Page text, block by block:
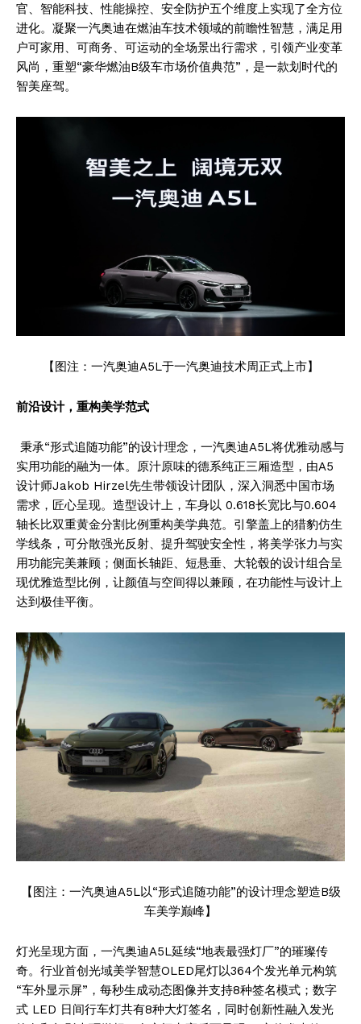
官、智能科技、性能操控、安全防护五个维度上实现了全方位
进化。凝聚一汽奥迪在燃油车技术领域的前瞻性智慧，满足用
户可家用、可商务、可运动的全场景出行需求，引领产业变革
风尚，重塑“豪华燃油B级车市场价值典范”，是一款划时代的
智美座驾。
【图注：一汽奥迪A5L于一汽奥迪技术周正式上市】
前沿设计，重构美学范式
秉承“形式追随功能”的设计理念，一汽奥迪A5L将优雅动感与
实用功能的融为一体。原汁原味的德系纯正三厢造型，由A5
设计师Jakob Hirzel先生带领设计团队，深入洞悉中国市场
需求，匠心呈现。造型设计上，车身以 0.618长宽比与0.604
轴长比双重黄金分割比例重构美学典范。引擎盖上的猎豹仿生
学线条，可分散强光反射、提升驾驶安全性，将美学张力与实
用功能完美兼顾；侧面长轴距、短悬垂、大轮毂的设计组合呈
现优雅造型比例，让颜值与空间得以兼顾，在功能性与设计上
达到极佳平衡。
【图注：一汽奥迪A5L以“形式追随功能”的设计理念塑造B级
车美学巅峰】
灯光呈现方面，一汽奥迪A5L延续“地表最强灯厂”的璀璨传
奇。行业首创光域美学智慧OLED尾灯以364个发光单元构筑
“车外显示屏”，每秒生成动态图像并支持8种签名模式；数字
式 LED 日间行车灯共有8种大灯签名，同时创新性融入发光